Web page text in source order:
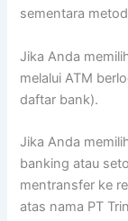
sementara
Jika Anda
melalui ATM
daftar bank).
Jika Anda
banking atau
mentransfer ke
atas nama PT